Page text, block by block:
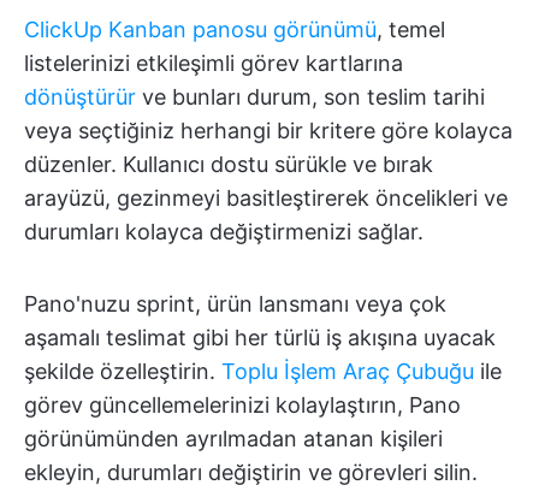
ClickUp Kanban panosu görünümü, temel
listelerinizi etkileşimli görev kartlarına
dönüştürür ve bunları durum, son teslim tarihi
veya seçtiğiniz herhangi bir kritere göre kolayca
düzenler. Kullanıcı dostu sürükle ve bırak
arayüzü, gezinmeyi basitleştirerek öncelikleri ve
durumları kolayca değiştirmenizi sağlar.
Pano'nuzu sprint, ürün lansmanı veya çok
aşamalı teslimat gibi her türlü iş akışına uyacak
şekilde özelleştirin. Toplu İşlem Araç Çubuğu ile
görev güncellemelerinizi kolaylaştırın, Pano
görünümünden ayrılmadan atanan kişileri
ekleyin, durumları değiştirin ve görevleri silin.